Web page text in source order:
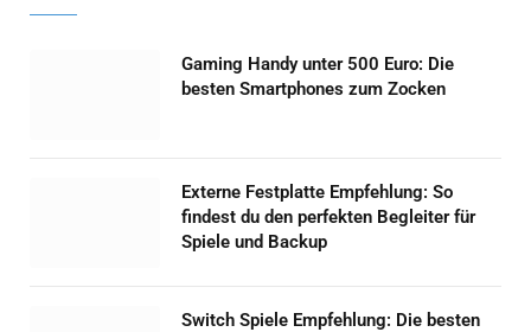
Gaming Handy unter 500 Euro: Die
besten Smartphones zum Zocken
Externe Festplatte Empfehlung: So
findest du den perfekten Begleiter für
Spiele und Backup
Switch Spiele Empfehlung: Die besten